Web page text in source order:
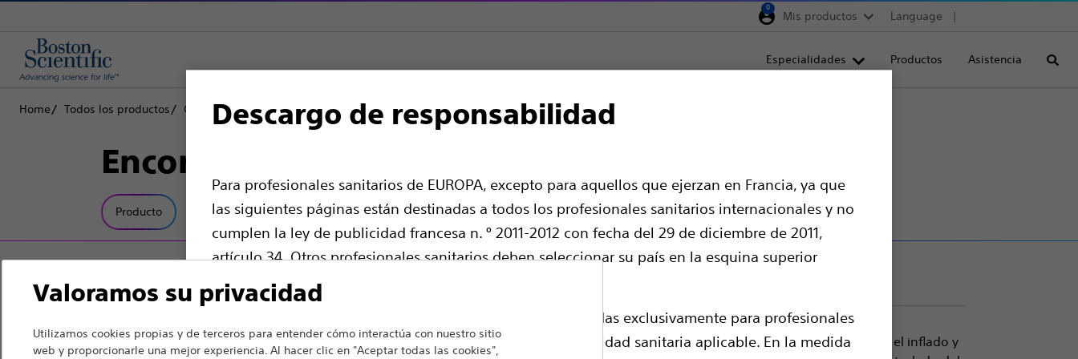
Descargo de responsabilidad
Para profesionales sanitarios de EUROPA, excepto para aquellos que ejerzan en Francia, ya que
las siguientes páginas están destinadas a todos los profesionales sanitarios internacionales y no
cumplen la ley de publicidad francesa n. º 2011-2012 con fecha del 29 de diciembre de 2011,
artículo 34. Otros profesionales sanitarios deben seleccionar su país en la esquina superior
derecha del sitio web.
Tenga en cuenta que las siguientes páginas están reservadas exclusivamente para profesionales
sanitarios de países con registros de productos de la autoridad sanitaria aplicable. En la medida
0
Mis productos Language
Especialidades Productos Asistencia
Home Todos los productos Gastroenterología RX Biliary System Locking Devices Encore™ 26 Dispositivos de inflado
Encore™ 26 Dispositivos de inflado
Producto Especificaciones técnicas
Dispositivo de inflado de alta presión diseñado para ejercer presión para el inflado y
Valoramos su privacidad
Utilizamos cookies propias y de terceros para entender cómo interactúa con nuestro sitio
web y proporcionarle una mejor experiencia. Al hacer clic en "Aceptar todas las cookies",